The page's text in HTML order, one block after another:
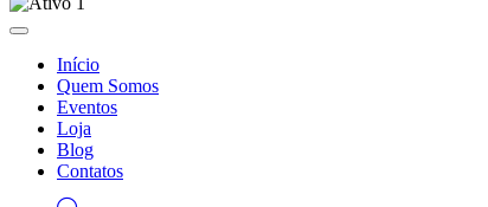
Início
Quem Somos
Eventos
Loja
Blog
Contatos